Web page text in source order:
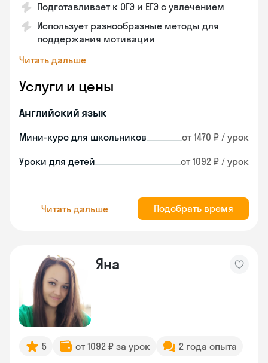
Подготавливает к ОГЭ и ЕГЭ с увлечением
Использует разнообразные методы для
поддержания мотивации
Читать дальше
Услуги и цены
Английский язык
Мини-курс для школьников от 1470 ₽ / урок
Уроки для детей от 1092 ₽ / урок
Читать дальше Подобрать время
Яна
5 от 1092 ₽ за урок 2 года опыта